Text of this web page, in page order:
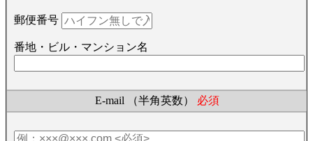
郵便番号
番地・ビル・マンション名
E-mail （半角英数） 必須